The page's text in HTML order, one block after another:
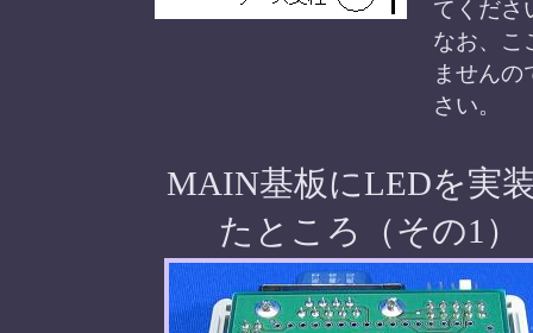
てくださ
なお、こ
ません
さい。
MAIN基板にLEDを実
たところ（その1）